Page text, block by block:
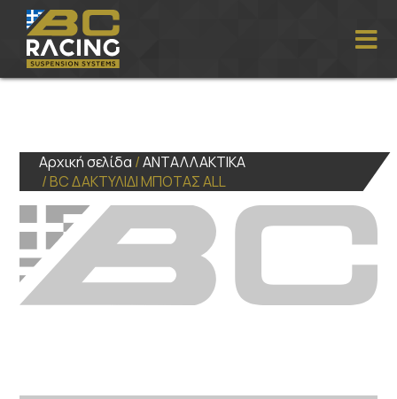
Αρχική σελίδα /ΑΝΤΑΛΛΑΚΤΙΚΑ
/ BC ΔΑΚΤΥΛΙΔΙ ΜΠΟΤΑΣ ALL